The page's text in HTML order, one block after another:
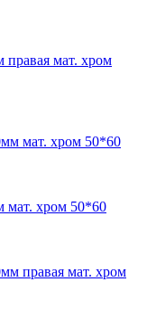
мат. хром
мат. хром 50*60